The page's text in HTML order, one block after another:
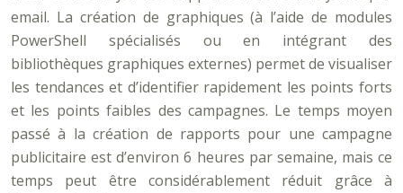
email. La création de graphiques (à l’aide de modules
PowerShell spécialisés ou en intégrant des
bibliothèques graphiques externes) permet de visualiser
les tendances et d’identifier rapidement les points forts
et les points faibles des campagnes. Le temps moyen
passé à la création de rapports pour une campagne
publicitaire est d’environ 6 heures par semaine, mais ce
temps peut être considérablement réduit grâce à